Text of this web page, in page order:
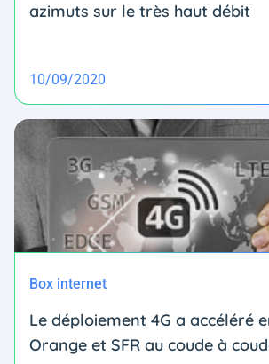
azimuts sur le très haut débit
10/09/2020
Box internet
Le déploiement 4G a accéléré
Orange et SFR au coude à